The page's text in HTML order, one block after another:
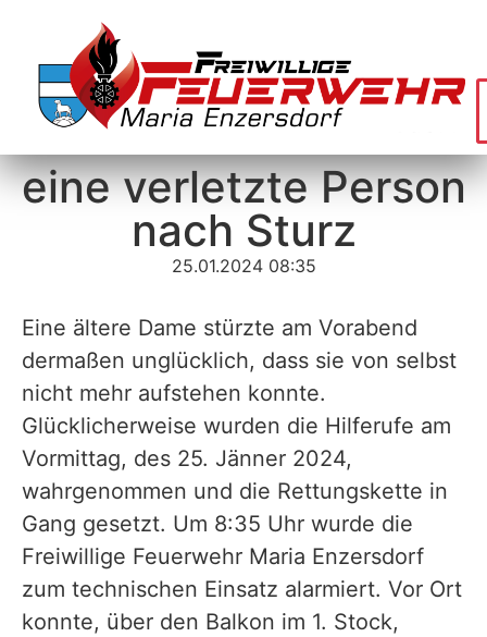
eine verletzte Person
nach Sturz
25.01.2024 08:35
Eine ältere Dame stürzte am Vorabend
dermaßen unglücklich, dass sie von selbst
nicht mehr aufstehen konnte.
Glücklicherweise wurden die Hilferufe am
Vormittag, des 25. Jänner 2024,
wahrgenommen und die Rettungskette in
Gang gesetzt. Um 8:35 Uhr wurde die
Freiwillige Feuerwehr Maria Enzersdorf
zum technischen Einsatz alarmiert. Vor Ort
konnte, über den Balkon im 1. Stock,